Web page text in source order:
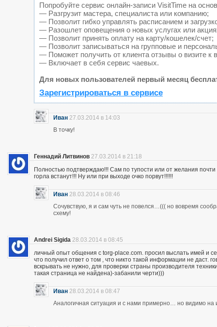
Попробуйте сервис онлайн-записи VisitTime на
— Разгрузит мастера, специалиста или компанию;
— Позволит гибко управлять расписанием и
— Разошлет оповещения о новых услугах или
— Позволит принять оплату на карту/кошелек/счет;
— Позволит записываться на групповые и
— Поможет получить от клиента отзывы о визите к
— Включает в себя сервис чаевых.
Для новых пользователей первый месяц
Зарегистрироваться в сервисе
Иван 27.03.2014 в 14:03
В точку!
Геннадий Литвинов 27.03.2014 в 21:18
Полностью подтверждаю!!! Сам по тупости или от желания
горла встанут!!! Ну или при выходе очко порвут!!!!!!
Иван 28.03.2014 в 08:46
Сочувствую, я и сам чуть не повелся…((( но вовремя
схему!
Andrei Sigida 28.03.2014 в 08:45
личный опыт общения с torg-place.com. просил выслать имей и
что получил ответ о том , что никто такой информации не
вскрывать не нужно, для проверки страны производителя
такая страница не найдена)-забанили черти)))
Иван 28.03.2014 в 08:47
Аналогичная ситуация и с нами примерно… но видимо на